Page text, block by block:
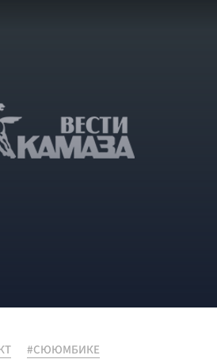
#СЮЮМБИКЕ